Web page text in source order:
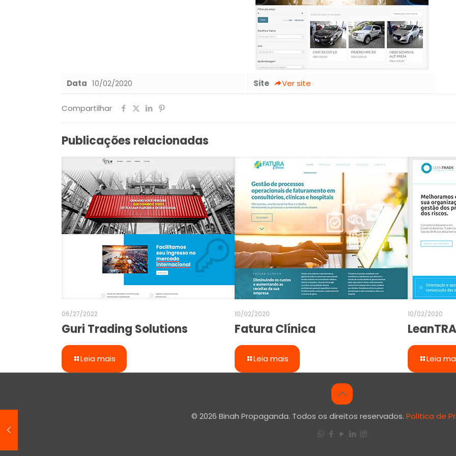
Data 10/02/2020 Site Ver site
Compartilhar
Publicações relacionadas
06/27/2022
Guri Trading Solutions
Leia mais
10/02/2020
Fatura Clínica
Leia mais
10/02/2020
Leia
© 2026 Binah Propaganda. Todos os direitos reservados. Política de